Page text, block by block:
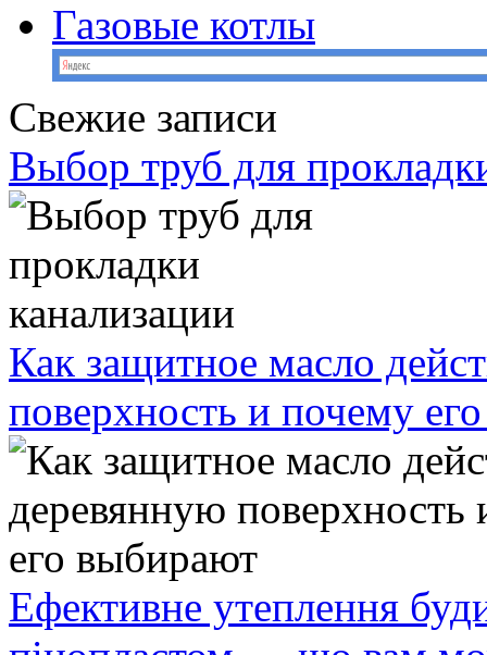
Газовые котлы
Свежие записи
Выбор труб для
Как защитное масло
поверхность и почему
Ефективне утеплення